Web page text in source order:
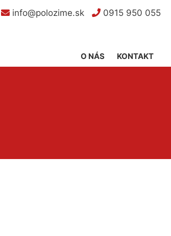
info@polozime.sk 0915 950 055
KONTAKT
O NÁS